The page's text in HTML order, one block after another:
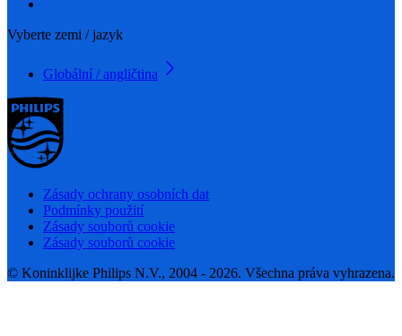
Vyberte zemi / jazyk
Globální / angličtina
Zásady ochrany osobních dat
Podmínky použití
Zásady souborů cookie
Zásady souborů cookie
© Koninklijke Philips N.V., 2004 - 2026. Všechna práva vyhrazena.